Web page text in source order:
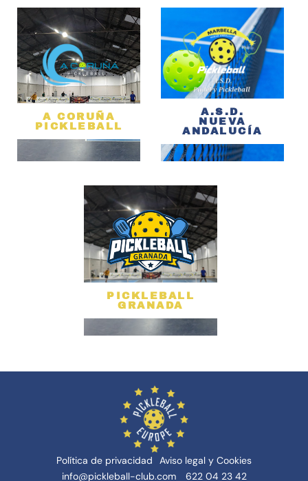
A CORUÑA
PICKLEBALL
A.S.D.
NUEVA
ANDALUCÍA
PICKLEBALL
GRANADA
Política de privacidad
Aviso legal y Cookies
info@pickleball-club.com
622 04 23 42